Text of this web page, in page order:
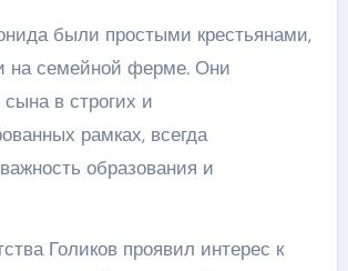
были простыми крестьянами,
на семейной ферме. Они
в строгих и
рамках, всегда
образования и
Голиков проявил интерес к